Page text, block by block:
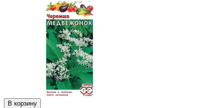
В корзину